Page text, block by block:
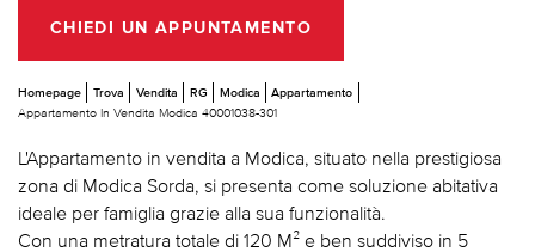
CHIEDI UN APPUNTAMENTO
Homepage Trova Vendita RG Modica
Appartamento
Appartamento In Vendita Modica 40001038-301
L'Appartamento in vendita a Modica, situato nella prestigiosa
zona di Modica Sorda, si presenta come soluzione abitativa
ideale per famiglia grazie alla sua funzionalità.
Con una metratura totale di 120 M² e ben suddiviso in 5